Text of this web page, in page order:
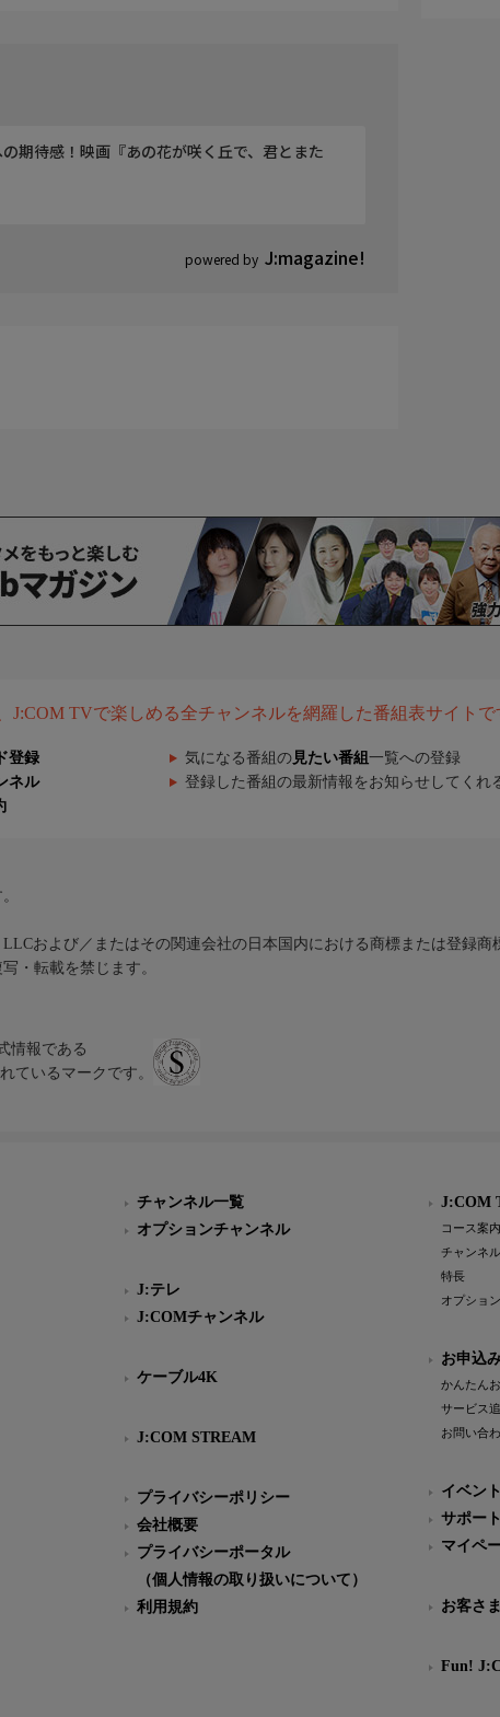
バートして放送しています。
powered by J:magazine!
期待感！映画『あの花が咲く丘で、君とまた
J:COM TVで楽しめる全チャンネルを網羅した番組表サイトで
登録 気になる番組の 見たい番組 一覧への登録
ネル 登録した番組の最新情報をお知らせしてくれ
および／またはその関連会社の日本国内における商標または登録商
・転載を禁じます。
情報である
ているマークです。
チャンネル一覧
オプションチャンネル
J:テレ
J:COMチャンネル
ケーブル4K
J:COM STREAM
プライバシーポリシー
会社概要
プライバシーポータル
（個人情報の取り扱いについて）
利用規約
J:COM
コース案
チャンネ
特長
オプショ
お申込
かんたん
サービス
お問い合
イベン
サポー
マイペ
お客さ
Fun!